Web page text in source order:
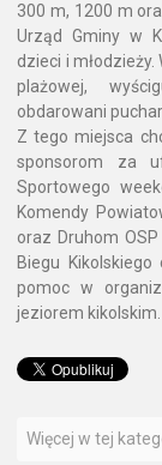
300 m, 1200 m
Urząd Gminy w
dzieci i
plażowej,
obdarowani
Z tego miejsca
sponsorom za
Sportowego
Komendy
oraz Druhom
Biegu
pomoc w
jeziorem kikolskim.
Więcej w tej